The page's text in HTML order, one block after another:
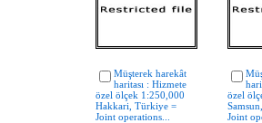
Müşterek harekât
haritası : Hizmete
özel ölçek 1:250,000
Hakkari, Türkiye =
Joint operations...
özel
Joint